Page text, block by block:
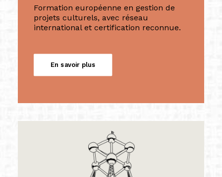
Formation européenne en gestion de
projets culturels, avec réseau
international et certification reconnue.
En savoir plus